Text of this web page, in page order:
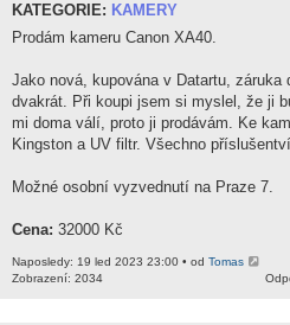
KATEGORIE: KAMERY
Prodám kameru Canon XA40.
Jako nová, kupována v Datartu, záruka
dvakrát. Při koupi jsem si myslel, že ji
mi doma válí, proto ji prodávám. Ke
Kingston a UV filtr. Všechno
Možné osobní vyzvednutí na Praze 7.
Cena: 32000 Kč
Naposledy: 19 led 2023 23:00 • od Tomas
Zobrazení: 2034